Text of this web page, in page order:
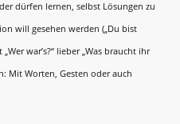
dürfen lernen, selbst Lösungen zu
will gesehen werden („Du bist
war’s?“ lieber „Was braucht ihr
Mit Worten, Gesten oder auch